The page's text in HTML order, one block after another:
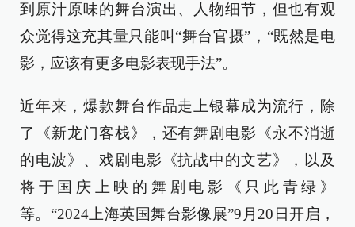
到原汁原味的舞台演出、人物细节，但也有观
众觉得这充其量只能叫“舞台官摄”，“既然是电
影，应该有更多电影表现手法”。
近年来，爆款舞台作品走上银幕成为流行，除
了《新龙门客栈》，还有舞剧电影《永不消逝
的电波》、戏剧电影《抗战中的文艺》，以及
将于国庆上映的舞剧电影《只此青绿》
等。“2024上海英国舞台影像展”9月20日开启，